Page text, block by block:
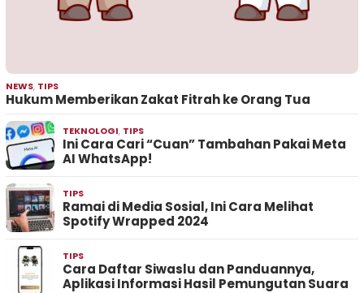
NEWS, TIPS
Hukum Memberikan Zakat Fitrah ke Orang Tua
TEKNOLOGI, TIPS
Ini Cara Cari “Cuan” Tambahan Pakai Meta
AI WhatsApp!
TIPS
Ramai di Media Sosial, Ini Cara Melihat
Spotify Wrapped 2024
TIPS
Cara Daftar Siwaslu dan Panduannya,
Aplikasi Informasi Hasil Pemungutan Suara